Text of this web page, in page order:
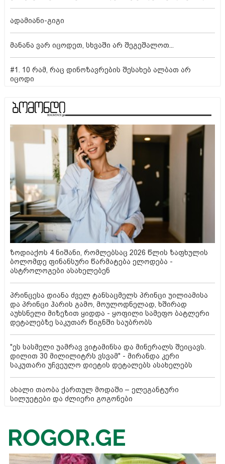
ადამიანი-გიგი
მანანა ვარ იცოდეთ, სხვაში არ შეგეშალოთ...
#1. 10 რამ, რაც დინოზავრების შესახებ ალბათ არ
იცოდი
ზოდიაქოს 4 ნიშანი, რომლებსაც 2026 წლის ზაფხულის
ბოლომდე ფინანსური წარმატება ელოდება -
ასტროლოგები ასახელებენ
პრინცესა დიანა ძველ ტანსაცმელს პრინცი უილიამისა
და პრინცი ჰარის გამო, მოულოდნელად, ხშირად
აუხსნელი მიზეზით ყიდდა - ყოფილი სამეფო ბატლერი
დეტალებზე საკუთარ წიგნში საუბრობს
"ეს სასმელი უამრავ ვიტამინსა და მინერალს შეიცავს.
დილით 30 მილილიტრს ვსვამ" - მირანდა კერი
საკუთარი უჩვეულო დიეტის დეტალებს ასახელებს
ახალი თაობა ქართულ მოდაში – ელეგანტური
სილუეტები და ძლიერი გოგონები